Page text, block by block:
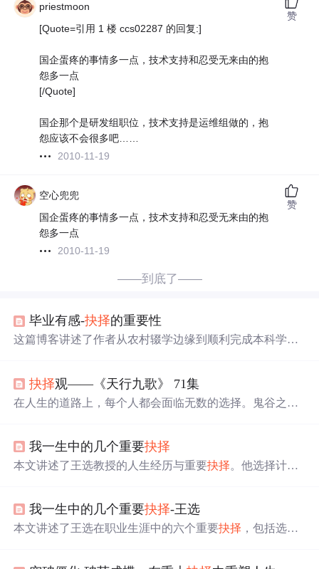
priestmoon
[Quote=引用 1 楼 ccs02287 的回复:]
国企蛋疼的事情多一点，技术支持和忍受无来由的抱
怨多一点
[/Quote]
国企那个是研发组职位，技术支持是运维组做的，抱
怨应该不会很多吧……
2010-11-19
赞
空心兜兜
国企蛋疼的事情多一点，技术支持和忍受无来由的抱
怨多一点
2010-11-19
赞
——到底了——
毕业有感-抉择的重要性
这篇博客讲述了作者从农村辍学边缘到顺利完成本科学业
对就业或深造抉择时的思考过程，最终选择了就业以减轻
家庭负担。
抉择观——《天行九歌》 71集
在人生的道路上，每个人都会面临无数的选择。鬼谷之道
后择与先择后决，以及它们在现实中的应用。
我一生中的几个重要抉择
本文讲述了王选教授的人生经历与重要抉择。他选择计算
品化、企业化，晚年扶植年轻人，强调正确名利观和团队
合作。
我一生中的几个重要抉择-王选
本文讲述了王选在职业生涯中的六个重要抉择 ，包括选择